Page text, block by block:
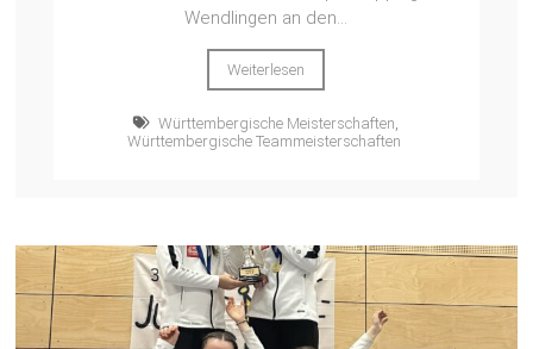
Wendlingen an den...
Weiterlesen
Württembergische Meisterschaften
Württembergische Teammeisterschaften